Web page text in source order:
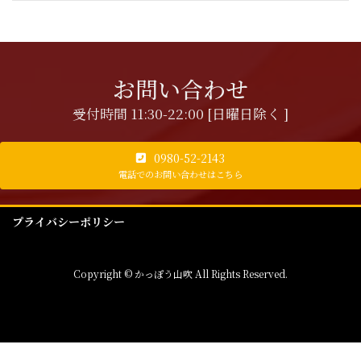
お問い合わせ
受付時間 11:30-22:00 [日曜日除く ]
0980-52-2143
電話でのお問い合わせはこちら
プライバシーポリシー
Copyright © かっぽう山吹 All Rights Reserved.